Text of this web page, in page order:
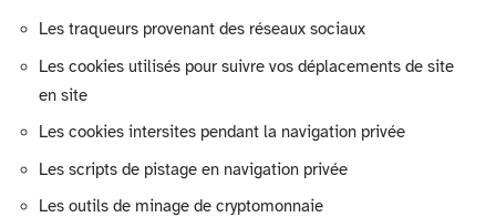
Les traqueurs provenant des réseaux sociaux
Les cookies utilisés pour suivre vos déplacements de site
en site
Les cookies intersites pendant la navigation privée
Les scripts de pistage en navigation privée
Les outils de minage de cryptomonnaie